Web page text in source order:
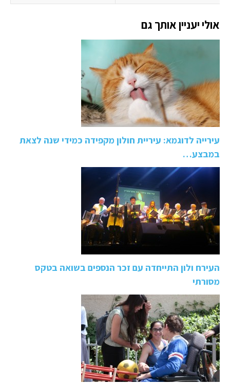
אולי יעניין אותך גם
עירייה לדוגמא: עיריית חולון מקפידה כמידי שנה לצאת
במבצע…
העירח ולון התייחדה עם זכר הנספים בשואה בטקס
מסורתי